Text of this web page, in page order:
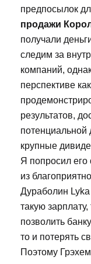
предпосылок
продажи
получали
следим за
компаний,
перспективе
результатов,
потенциальной
крупные
Я попросил его
из
Дураболин
такую
позволить
то и потерять
Поэтому